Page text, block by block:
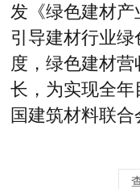
发《绿色建材产
引导建材行业绿
度，绿色建材
长，为实现全年
国建筑材料联合